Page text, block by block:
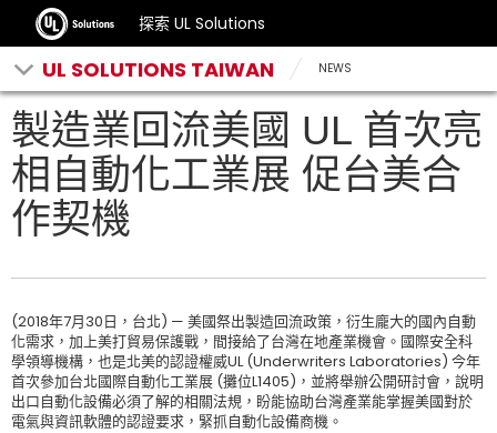
探索 UL Solutions
UL SOLUTIONS TAIWAN NEWS
製造業回流美國 UL 首次亮
相自動化工業展 促台美合
作契機
(2018年7月30日，台北) — 美國祭出製造回流政策，衍生龐大的國內自動
化需求，加上美打貿易保護戰，間接給了台灣在地產業機會。國際安全科
學領導機構，也是北美的認證權威UL (Underwriters Laboratories) 今年
首次參加台北國際自動化工業展 (攤位L1405)，並將舉辦公開研討會，說明
出口自動化設備必須了解的相關法規，盼能協助台灣產業能掌握美國對於
電氣與資訊軟體的認證要求，緊抓自動化設備商機。